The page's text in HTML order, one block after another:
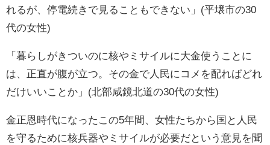
れるが、停電続きで見ることもできない」(平壌市の30
代の女性)
「暮らしがきついのに核やミサイルに大金使うことに
は、正直が腹が立つ。その金で人民にコメを配ればどれ
だけいいことか」(北部咸鏡北道の30代の女性)
金正恩時代になったこの5年間、女性たちから国と人民
を守るために核兵器やミサイルが必要だという意見を聞